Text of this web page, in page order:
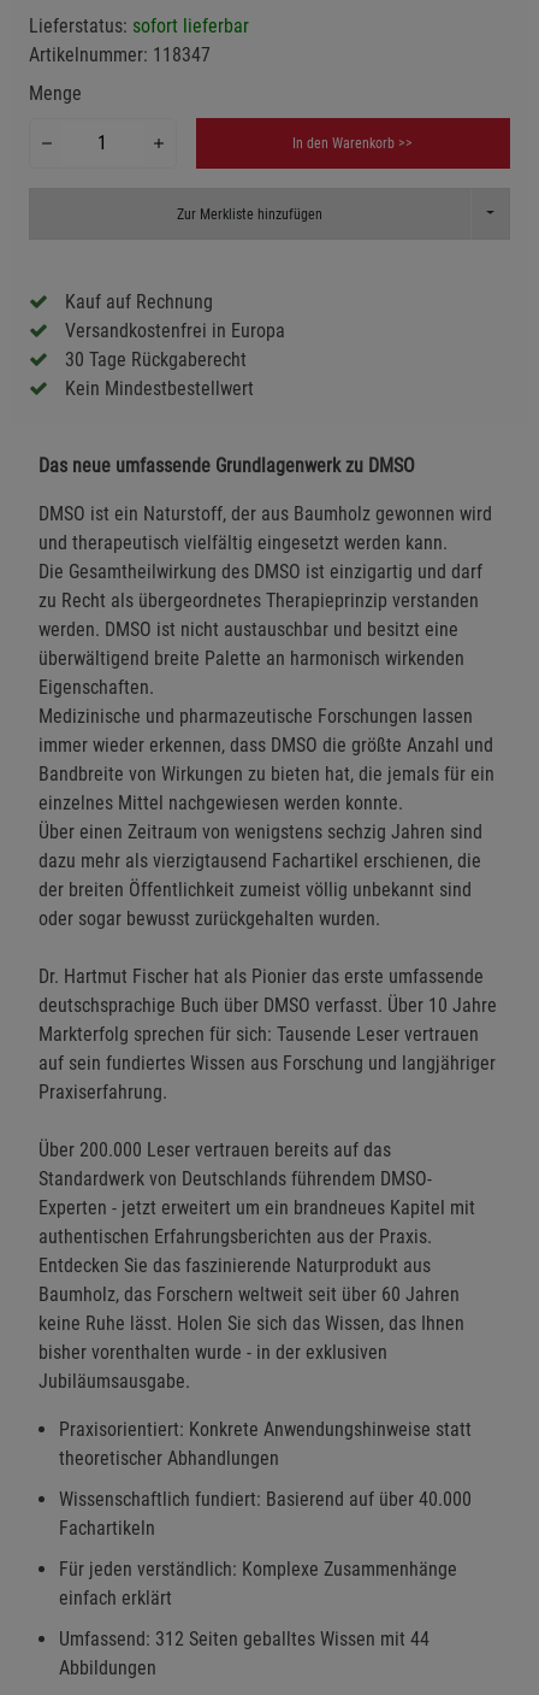
Lieferstatus: sofort lieferbar
Artikelnummer: 118347
Menge
In den Warenkorb >>
Zur Merkliste hinzufügen Toggle
Kauf auf Rechnung
Versandkostenfrei in Europa
30 Tage Rückgaberecht
Kein Mindestbestellwert
Das neue umfassende Grundlagenwerk zu DMSO
DMSO ist ein Naturstoff, der aus Baumholz gewonnen wird
und therapeutisch vielfältig eingesetzt werden kann.
Die Gesamtheilwirkung des DMSO ist einzigartig und darf
zu Recht als übergeordnetes Therapieprinzip verstanden
werden. DMSO ist nicht austauschbar und besitzt eine
überwältigend breite Palette an harmonisch wirkenden
Eigenschaften.
Medizinische und pharmazeutische Forschungen lassen
immer wieder erkennen, dass DMSO die größte Anzahl und
Bandbreite von Wirkungen zu bieten hat, die jemals für ein
einzelnes Mittel nachgewiesen werden konnte.
Über einen Zeitraum von wenigstens sechzig Jahren sind
dazu mehr als vierzigtausend Fachartikel erschienen, die
der breiten Öffentlichkeit zumeist völlig unbekannt sind
oder sogar bewusst zurückgehalten wurden.
Dr. Hartmut Fischer hat als Pionier das erste umfassende
deutschsprachige Buch über DMSO verfasst. Über 10 Jahre
Markterfolg sprechen für sich: Tausende Leser vertrauen
auf sein fundiertes Wissen aus Forschung und langjähriger
Praxiserfahrung.
Über 200.000 Leser vertrauen bereits auf das
Standardwerk von Deutschlands führendem DMSO-
Experten - jetzt erweitert um ein brandneues Kapitel mit
authentischen Erfahrungsberichten aus der Praxis.
Entdecken Sie das faszinierende Naturprodukt aus
Baumholz, das Forschern weltweit seit über 60 Jahren
keine Ruhe lässt. Holen Sie sich das Wissen, das Ihnen
bisher vorenthalten wurde - in der exklusiven
Jubiläumsausgabe.
Praxisorientiert: Konkrete Anwendungshinweise statt
theoretischer Abhandlungen
Wissenschaftlich fundiert: Basierend auf über 40.000
Fachartikeln
Für jeden verständlich: Komplexe Zusammenhänge
einfach erklärt
Umfassend: 312 Seiten geballtes Wissen mit 44
Abbildungen